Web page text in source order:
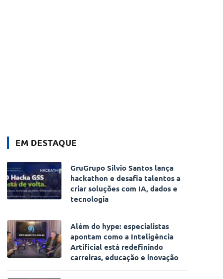
EM DESTAQUE
GruGrupo Silvio Santos lança
hackathon e desafia talentos a
criar soluções com IA, dados e
tecnologia
Além do hype: especialistas
apontam como a Inteligência
Artificial está redefinindo
carreiras, educação e inovação